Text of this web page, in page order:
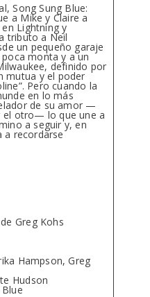
Song Sung Blue:
a Mike y Claire a
Lightning y
tributo a Neil
un pequeño garaje
monta y a un
definido por
mutua y el poder
Pero cuando la
en lo más
de su amor —
el otro— lo que une a
a seguir y, en
a recordarse
Greg Kohs
Hampson, Greg
Hudson